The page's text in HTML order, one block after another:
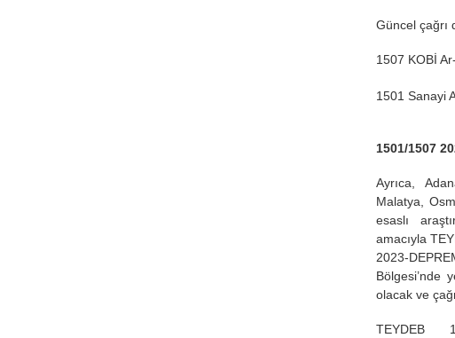
Güncel çağrı
1507 KOBİ
1501 Sanayi
1501/1507
Ayrıca,
Malatya,
esaslı
amacıyla
2023-
Bölgesi’nde
olacak ve
TEYDEB